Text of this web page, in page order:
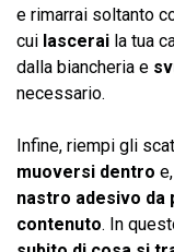
e rimarrai soltanto
cui lascerai la tua
dalla biancheria e
necessario.
Infine, riempi gli
muoversi dentro
nastro adesivo da
contenuto. In